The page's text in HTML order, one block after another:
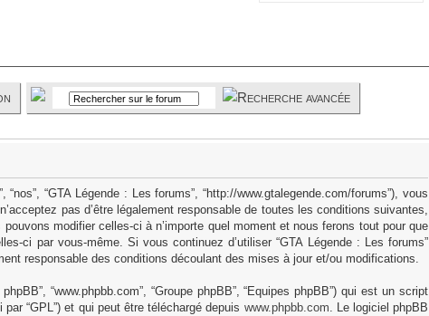
“GTA Légende : Les forums”, “http://www.gtalegende.com/forums”), vous
pas d’être légalement responsable de toutes les conditions suivantes,
modifier celles-ci à n’importe quel moment et nous ferons tout pour que
ci par vous-même. Si vous continuez d’utiliser “GTA Légende : Les forums”
responsable des conditions découlant des mises à jour et/ou modifications.
“www.phpbb.com”, “Groupe phpBB”, “Equipes phpBB”) qui est un script
par “GPL”) et qui peut être téléchargé depuis www.phpbb.com. Le logiciel phpBB